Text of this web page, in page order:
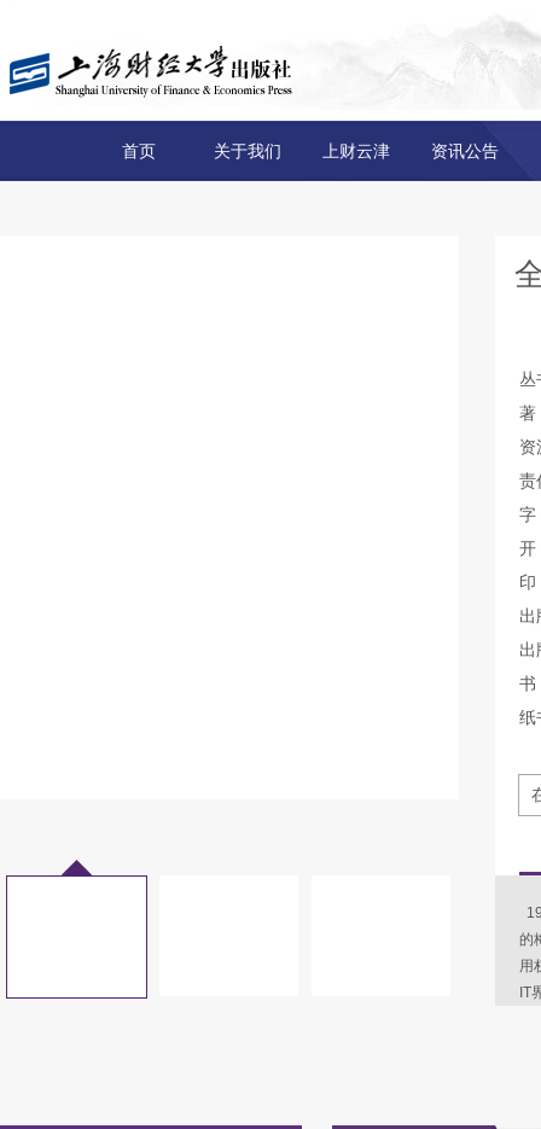
首页 关于我们 上财云津 资讯公告
丛
著
资
责
出
出
纸
的
用
IT